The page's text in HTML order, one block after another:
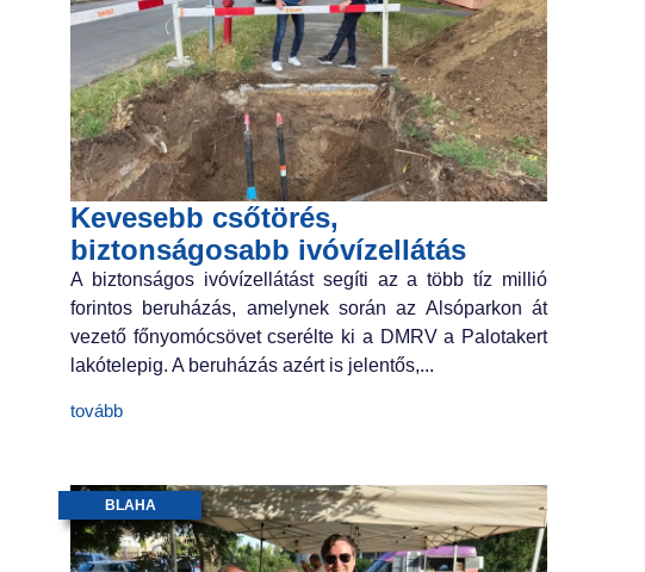
Kevesebb csőtörés,
biztonságosabb ivóvízellátás
A biztonságos ivóvízellátást segíti az a több tíz millió
forintos beruházás, amelynek során az Alsóparkon át
vezető főnyomócsövet cserélte ki a DMRV a Palotakert
lakótelepig. A beruházás azért is jelentős,...
tovább
BLAHA